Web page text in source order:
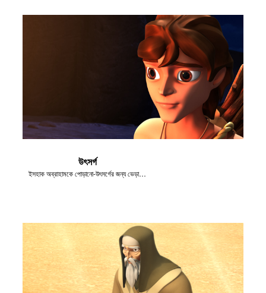
উৎসর্গ
ইসহাক অব্রাহামকে পোড়ানো-উৎসর্গের জন্য ভেড়া কোথায় সেই বিষয়ে জিজ্ঞেস করল